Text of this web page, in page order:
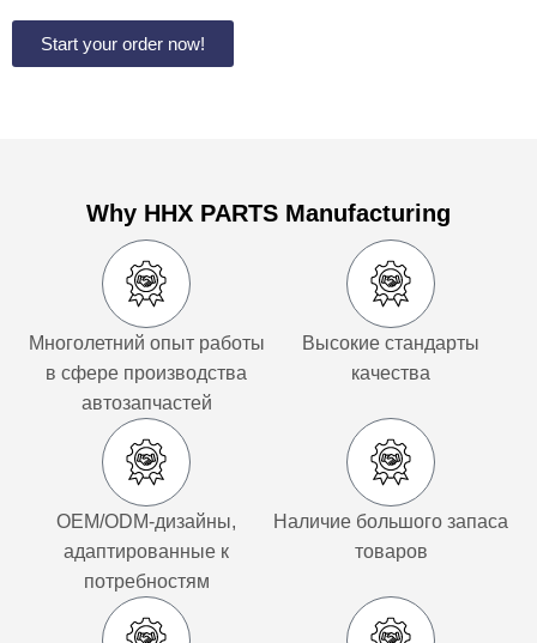
Start your order now!
Why HHX PARTS Manufacturing
Многолетний опыт работы
в сфере производства
автозапчастей
Высокие стандарты
качества
OEM/ODM-дизайны,
адаптированные к
потребностям
Наличие большого запаса
товаров